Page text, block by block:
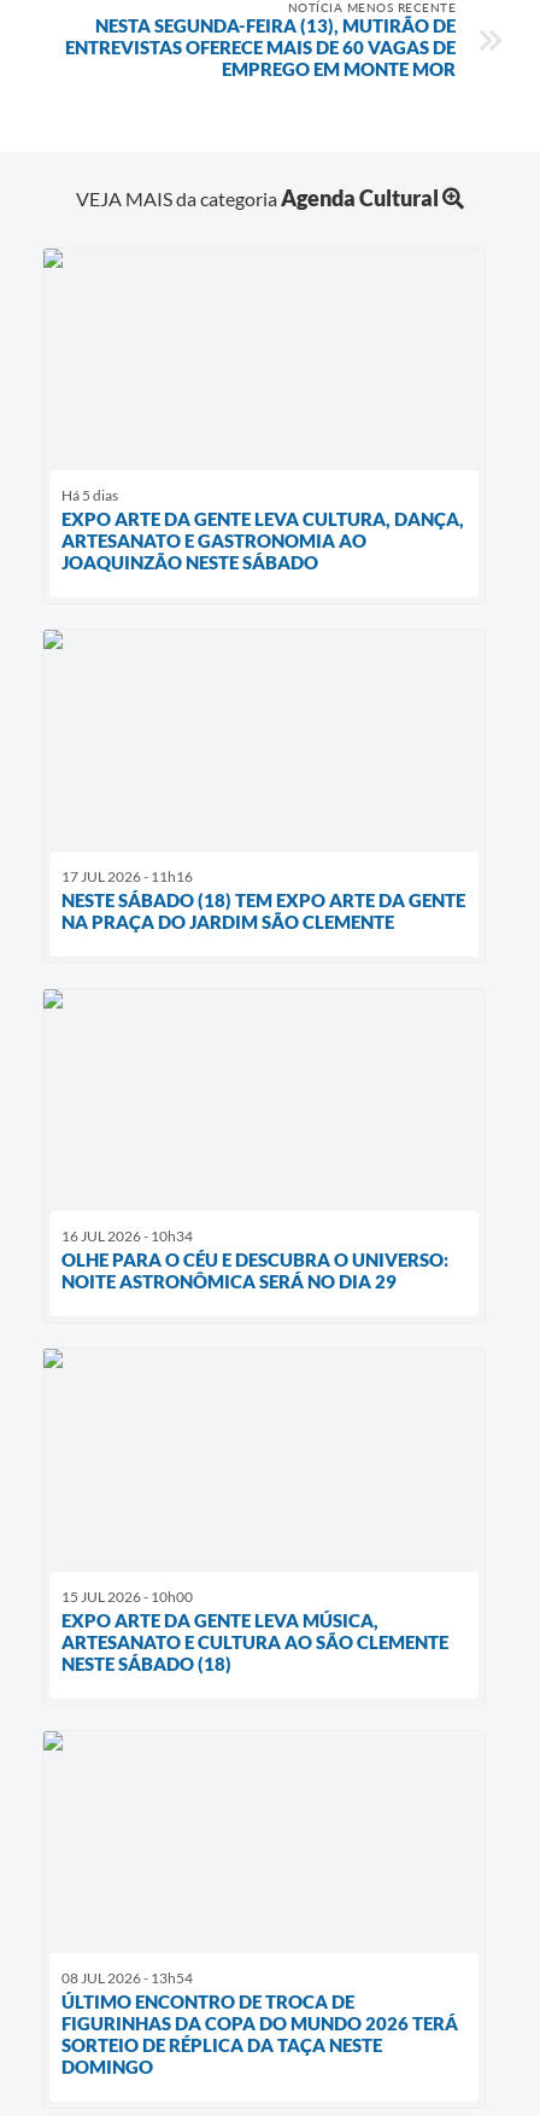
NOTÍCIA MENOS RECENTE
NESTA SEGUNDA-FEIRA (13), MUTIRÃO DE
ENTREVISTAS OFERECE MAIS DE 60 VAGAS DE
EMPREGO EM MONTE MOR
VEJA MAIS da categoriaAgenda Cultural
Há 5 dias
EXPO ARTE DA GENTE LEVA CULTURA, DANÇA,
ARTESANATO E GASTRONOMIA AO
JOAQUINZÃO NESTE SÁBADO
17 JUL 2026 - 11h16
NESTE SÁBADO (18) TEM EXPO ARTE DA GENTE
NA PRAÇA DO JARDIM SÃO CLEMENTE
16 JUL 2026 - 10h34
OLHE PARA O CÉU E DESCUBRA O UNIVERSO:
NOITE ASTRONÔMICA SERÁ NO DIA 29
15 JUL 2026 - 10h00
EXPO ARTE DA GENTE LEVA MÚSICA,
ARTESANATO E CULTURA AO SÃO CLEMENTE
NESTE SÁBADO (18)
08 JUL 2026 - 13h54
ÚLTIMO ENCONTRO DE TROCA DE
FIGURINHAS DA COPA DO MUNDO 2026 TERÁ
SORTEIO DE RÉPLICA DA TAÇA NESTE
DOMINGO